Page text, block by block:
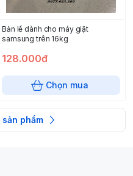
Bản lề dành cho máy giặt
samsung trên 16kg
128.000đ
Chọn mua
sản phẩm